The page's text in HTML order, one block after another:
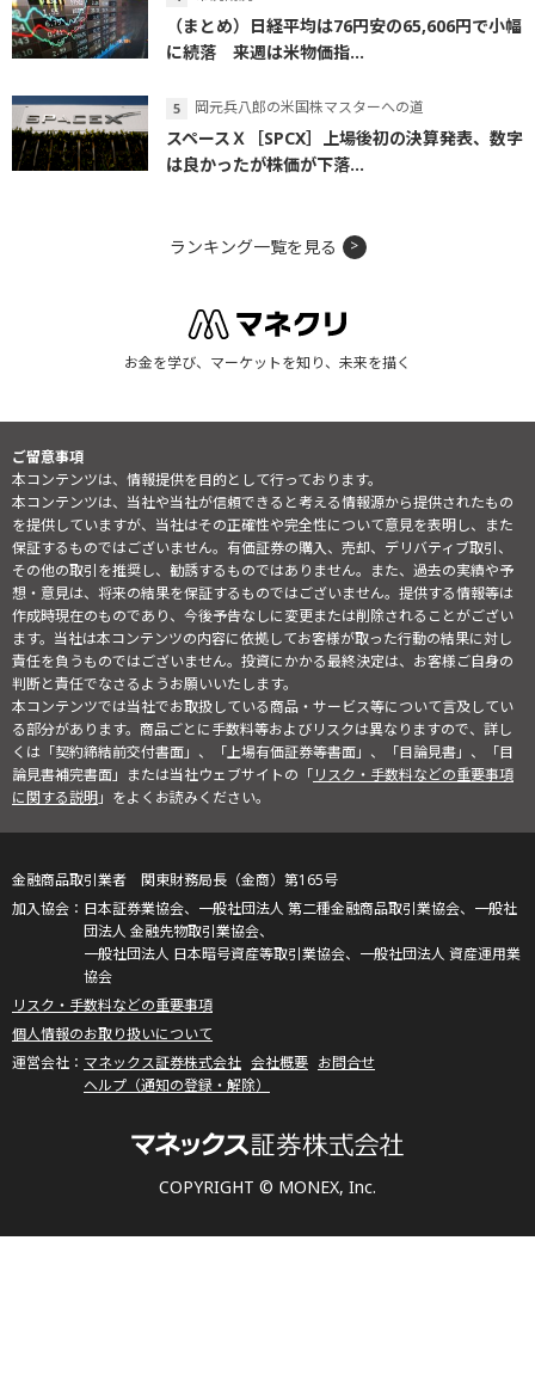
（まとめ）日経平均は76円安の65,606円で小幅
に続落 来週は米物価指...
岡元兵八郎の米国株マスターへの道
スペースＸ［SPCX］上場後初の決算発表、数字
は良かったが株価が下落...
ランキング一覧を見る
お金を学び、マーケットを知り、未来を描く
ご留意事項
本コンテンツは、情報提供を目的として行っております。
本コンテンツは、当社や当社が信頼できると考える情報源から提供されたもの
を提供していますが、当社はその正確性や完全性について意見を表明し、また
保証するものではございません。有価証券の購入、売却、デリバティブ取引、
その他の取引を推奨し、勧誘するものではありません。また、過去の実績や予
想・意見は、将来の結果を保証するものではございません。提供する情報等は
作成時現在のものであり、今後予告なしに変更または削除されることがござい
ます。当社は本コンテンツの内容に依拠してお客様が取った行動の結果に対し
責任を負うものではございません。投資にかかる最終決定は、お客様ご自身の
判断と責任でなさるようお願いいたします。
本コンテンツでは当社でお取扱している商品・サービス等について言及してい
る部分があります。商品ごとに手数料等およびリスクは異なりますので、詳し
くは「契約締結前交付書面」、「上場有価証券等書面」、「目論見書」、「目
論見書補完書面」または当社ウェブサイトの「リスク・手数料などの重要事項
に関する説明」をよくお読みください。
COPYRIGHT © MONEX, Inc.
金融商品取引業者 関東財務局長（金商）第165号
日本証券業協会、一般社団法人 第二種金融商品取引業協会、一般社
団法人 金融先物取引業協会、
一般社団法人 日本暗号資産等取引業協会、一般社団法人 資産運用業
協会
リスク・手数料などの重要事項
個人情報のお取り扱いについて
マネックス証券株式会社 会社概要 お問合せ
ヘルプ（通知の登録・解除）